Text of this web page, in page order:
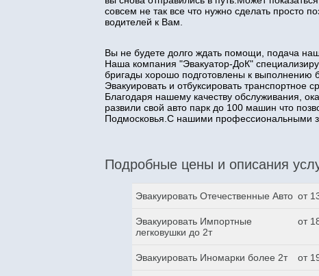
совсем не так все что нужно сделать
водителей к Вам.
Вы не будете долго ждать помощи, подача
Наша компания "Эвакуатор-ДоК"
бригады хорошо подготовлены к
Эвакуировать и отбуксировать транспортное
Благодаря нашему качеству обслуживания,
развили свой авто парк до 100 машин что
Подмосковья.С нашими профессиональными
Подробные цены и описания
Эвакуировать Отечественные Авто от
Эвакуировать Импортные
легковушки до 2т
от
Эвакуировать Иномарки более 2т от